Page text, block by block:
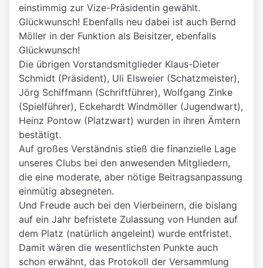
einstimmig zur Vize-Präsidentin gewählt.
Glückwunsch! Ebenfalls neu dabei ist auch Bernd
Möller in der Funktion als Beisitzer, ebenfalls
Glückwunsch!
Die übrigen Vorstandsmitglieder Klaus-Dieter
Schmidt (Präsident), Uli Elsweier (Schatzmeister),
Jörg Schiffmann (Schriftführer), Wolfgang Zinke
(Spielführer), Eckehardt Windmöller (Jugendwart),
Heinz Pontow (Platzwart) wurden in ihren Ämtern
bestätigt.
Auf großes Verständnis stieß die finanzielle Lage
unseres Clubs bei den anwesenden Mitgliedern,
die eine moderate, aber nötige Beitragsanpassung
einmütig absegneten.
Und Freude auch bei den Vierbeinern, die bislang
auf ein Jahr befristete Zulassung von Hunden auf
dem Platz (natürlich angeleint) wurde entfristet.
Damit wären die wesentlichsten Punkte auch
schon erwähnt, das Protokoll der Versammlung